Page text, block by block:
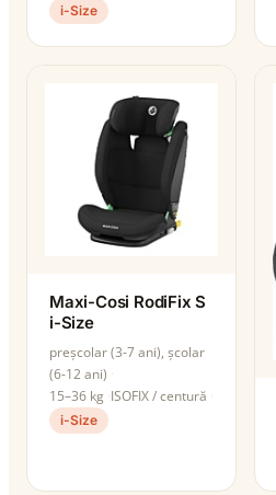
i-Size
Maxi-Cosi RodiFix S
i-Size
preșcolar (3-7 ani), școlar
(6-12 ani)
15–36 kg ISOFIX / centură
i-Size